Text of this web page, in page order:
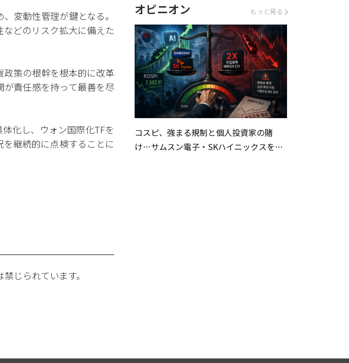
変動性管理が鍵となる。
どのリスク拡大に備えた
策の根幹を根本的に改革
責任感を持って最善を尽
化し、ウォン国際化TFを
継続的に点検することに
じられています。
オピニオン もっと見る
コスピ、強まる規制と個人投資家の賭
け…サムスン電子・SKハイニックスを巡